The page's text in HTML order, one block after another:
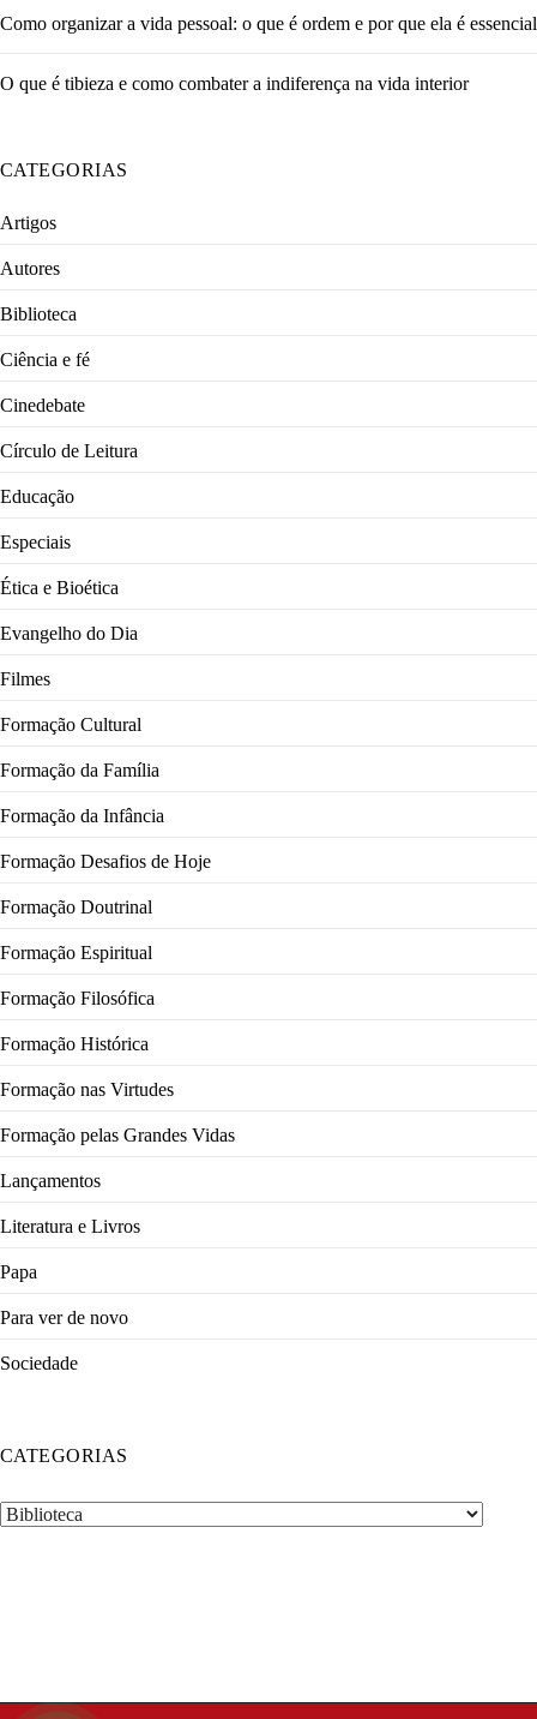
Como organizar a vida pessoal: o que é ordem e por que ela é essencial
O que é tibieza e como combater a indiferença na vida interior
CATEGORIAS
Artigos
Autores
Biblioteca
Ciência e fé
Cinedebate
Círculo de Leitura
Educação
Especiais
Ética e Bioética
Evangelho do Dia
Filmes
Formação Cultural
Formação da Família
Formação da Infância
Formação Desafios de Hoje
Formação Doutrinal
Formação Espiritual
Formação Filosófica
Formação Histórica
Formação nas Virtudes
Formação pelas Grandes Vidas
Lançamentos
Literatura e Livros
Papa
Para ver de novo
Sociedade
CATEGORIAS
Categorias